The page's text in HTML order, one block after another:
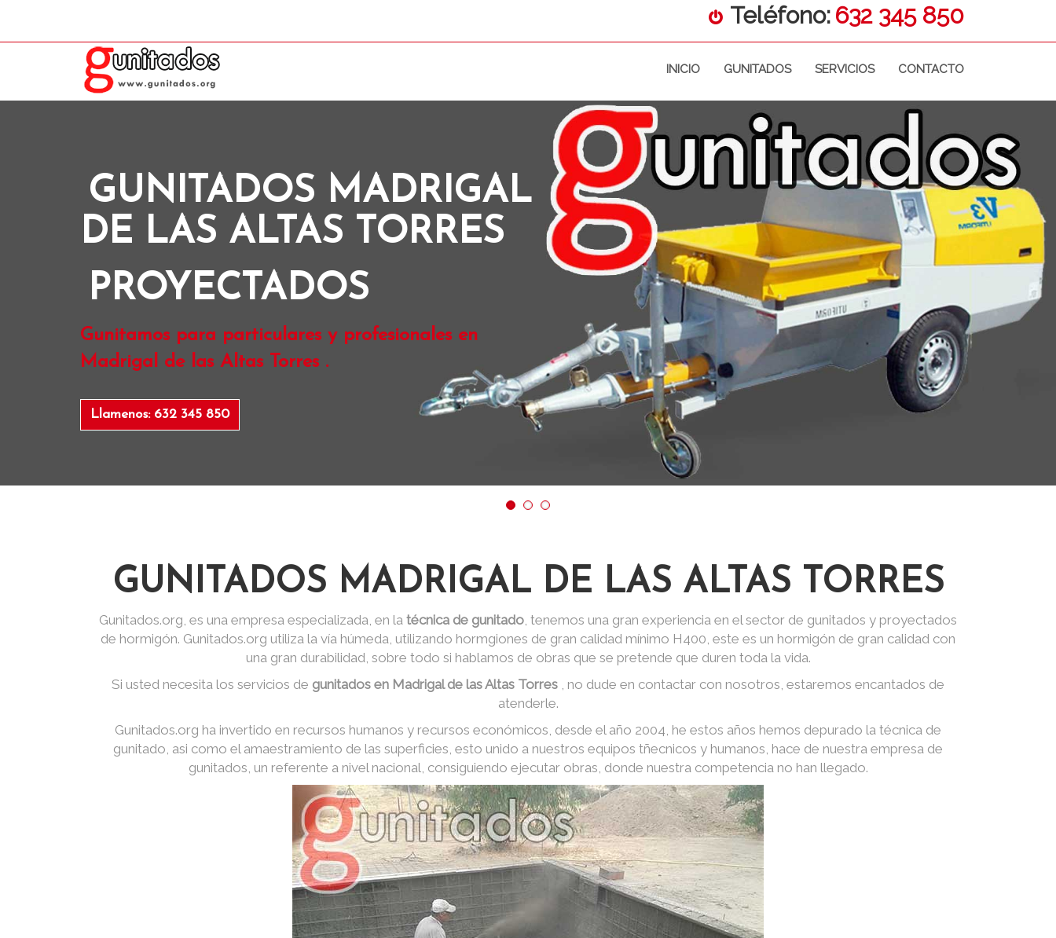
Teléfono: 632 345 850
INICIO GUNITADOS SERVICIOS CONTACTO
GUNITADOS MADRIGAL
DE LAS ALTAS TORRES
PROYECTADOS
Gunitamos para particulares y profesionales en
Madrigal de las Altas Torres .
Llamenos: 632 345 850
GUNITADOS MADRIGAL DE LAS ALTAS TORRES
Gunitados.org, es una empresa especializada, en la técnica de gunitado, tenemos una gran experiencia en el sector de gunitados y proyectados
de hormigón. Gunitados.org utiliza la vía húmeda, utilizando hormgiones de gran calidad mínimo H400, este es un hormigón de gran calidad con
una gran durabilidad, sobre todo si hablamos de obras que se pretende que duren toda la vida.
Si usted necesita los servicios de gunitados en Madrigal de las Altas Torres , no dude en contactar con nosotros, estaremos encantados de
atenderle.
Gunitados.org ha invertido en recursos humanos y recursos económicos, desde el año 2004, he estos años hemos depurado la técnica de
gunitado, asi como el amaestramiento de las superficies, esto unido a nuestros equipos tñecnicos y humanos, hace de nuestra empresa de
gunitados, un referente a nivel nacional, consiguiendo ejecutar obras, donde nuestra competencia no han llegado.